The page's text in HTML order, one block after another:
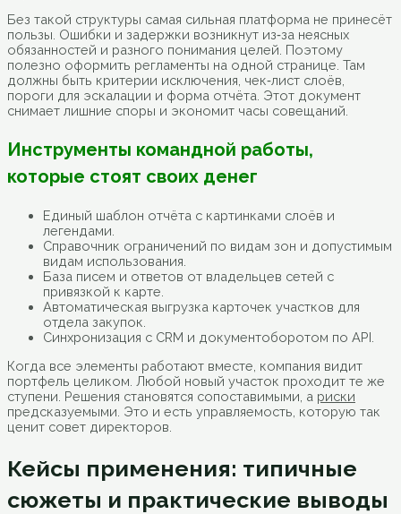
Без такой структуры самая сильная платформа не принесёт
пользы. Ошибки и задержки возникнут из‑за неясных
обязанностей и разного понимания целей. Поэтому
полезно оформить регламенты на одной странице. Там
должны быть критерии исключения, чек‑лист слоёв,
пороги для эскалации и форма отчёта. Этот документ
снимает лишние споры и экономит часы совещаний.
Инструменты командной работы,
которые стоят своих денег
Единый шаблон отчёта с картинками слоёв и
легендами.
Справочник ограничений по видам зон и допустимым
видам использования.
База писем и ответов от владельцев сетей с
привязкой к карте.
Автоматическая выгрузка карточек участков для
отдела закупок.
Синхронизация с CRM и документоборотом по API.
Когда все элементы работают вместе, компания видит
портфель целиком. Любой новый участок проходит те же
ступени. Решения становятся сопоставимыми, а риски
предсказуемыми. Это и есть управляемость, которую так
ценит совет директоров.
Кейсы применения: типичные
сюжеты и практические выводы